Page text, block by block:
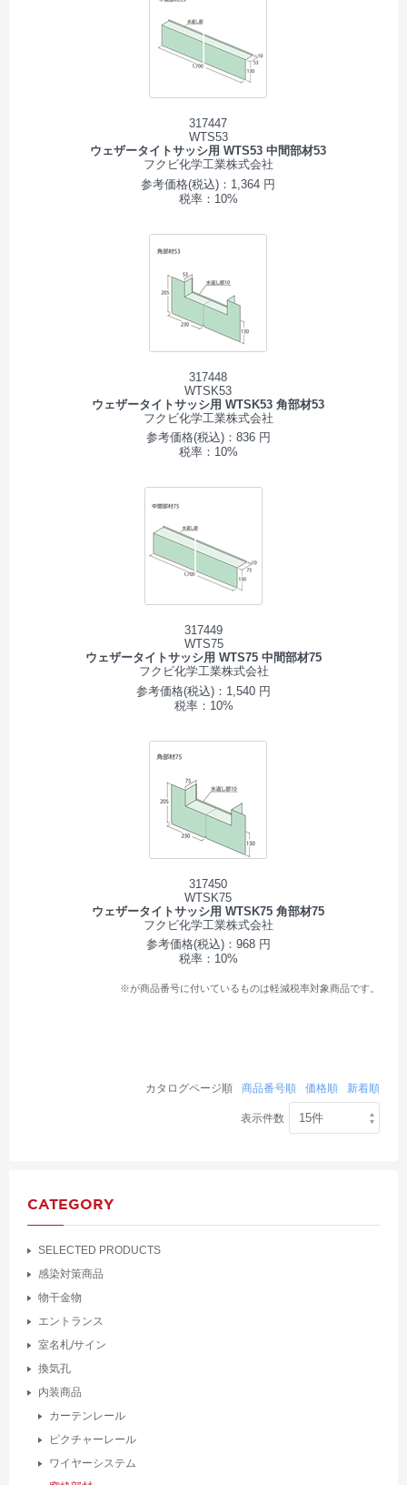
317447
WTS53
ウェザータイトサッシ用 WTS53 中間部材53
フクビ化学工業株式会社
参考価格(税込)：1,364 円
税率：10%
317448
WTSK53
ウェザータイトサッシ用 WTSK53 角部材53
フクビ化学工業株式会社
参考価格(税込)：836 円
税率：10%
317449
WTS75
ウェザータイトサッシ用 WTS75 中間部材75
フクビ化学工業株式会社
参考価格(税込)：1,540 円
税率：10%
317450
WTSK75
ウェザータイトサッシ用 WTSK75 角部材75
フクビ化学工業株式会社
参考価格(税込)：968 円
税率：10%
※が商品番号に付いているものは軽減税率対象商品です。
カタログページ順 商品番号順 価格順 新着順
表示件数
CATEGORY
SELECTED PRODUCTS
感染対策商品
物干金物
エントランス
室名札/サイン
換気孔
内装商品
カーテンレール
ピクチャーレール
ワイヤーシステム